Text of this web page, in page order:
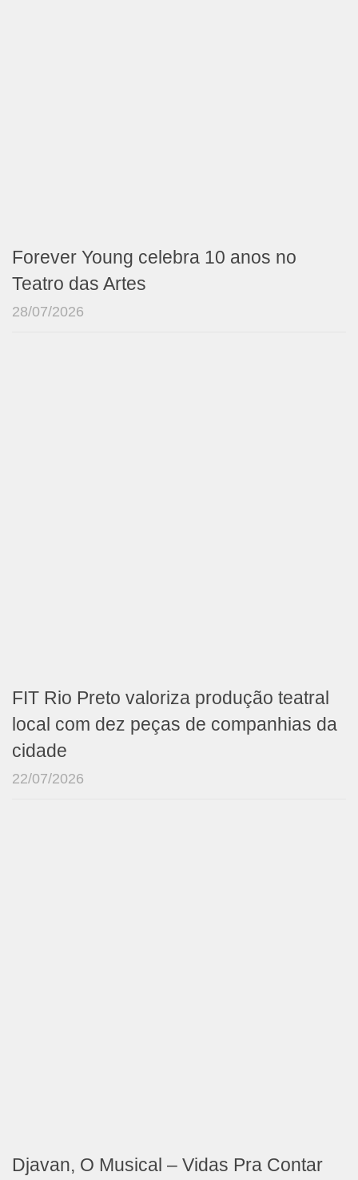
Forever Young celebra 10 anos no
Teatro das Artes
28/07/2026
FIT Rio Preto valoriza produção teatral
local com dez peças de companhias da
cidade
22/07/2026
Djavan, O Musical – Vidas Pra Contar